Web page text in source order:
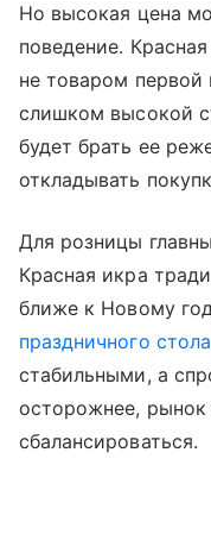
Но высокая цена
поведение.
не товаром первой
слишком высокой
будет брать ее
откладывать
Для розницы
Красная икра
ближе к Новому
праздничного стола
стабильными, а
осторожнее,
сбалансироваться.